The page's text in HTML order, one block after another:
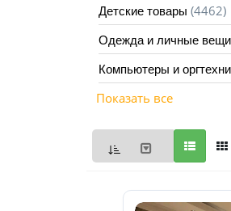
объявления
Детские товары (4462)
Одежда и личные вещи
Компьютеры и
Показать все